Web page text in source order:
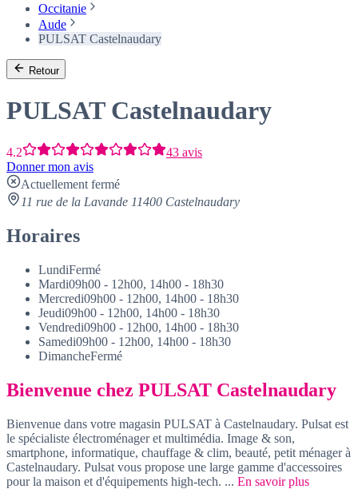
Occitanie
Aude
PULSAT Castelnaudary
Retour
PULSAT Castelnaudary
4.2
43 avis
Donner mon avis
Actuellement fermé
11 rue de la Lavande 11400 Castelnaudary
Horaires
LundiFermé
Mardi09h00 - 12h00, 14h00 - 18h30
Mercredi09h00 - 12h00, 14h00 - 18h30
Jeudi09h00 - 12h00, 14h00 - 18h30
Vendredi09h00 - 12h00, 14h00 - 18h30
Samedi09h00 - 12h00, 14h00 - 18h30
DimancheFermé
Bienvenue chez PULSAT Castelnaudary
Bienvenue dans votre magasin PULSAT à Castelnaudary. Pulsat est
le spécialiste électroménager et multimédia. Image & son,
smartphone, informatique, chauffage & clim, beauté, petit ménager à
Castelnaudary. Pulsat vous propose une large gamme d'accessoires
pour la maison et d'équipements high-tech. ... En savoir plus